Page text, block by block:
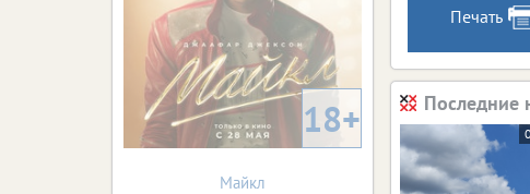
Печать
Последние
18+
Майкл